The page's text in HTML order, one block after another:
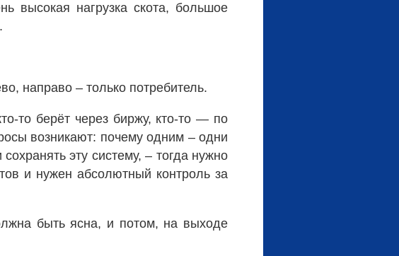
высокая нагрузка скота, большое
направо – только потребитель.
то берёт через биржу, кто-то — по
возникают: почему одним – одни
эту систему, – тогда нужно
и нужен абсолютный контроль за
быть ясна, и потом, на выходе